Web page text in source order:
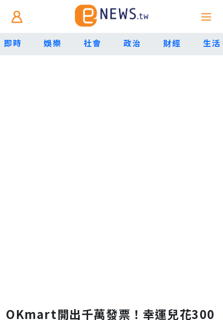
即時 娛樂 社會 政治 財經 生活
OKmart開出千萬發票！幸運兒花300